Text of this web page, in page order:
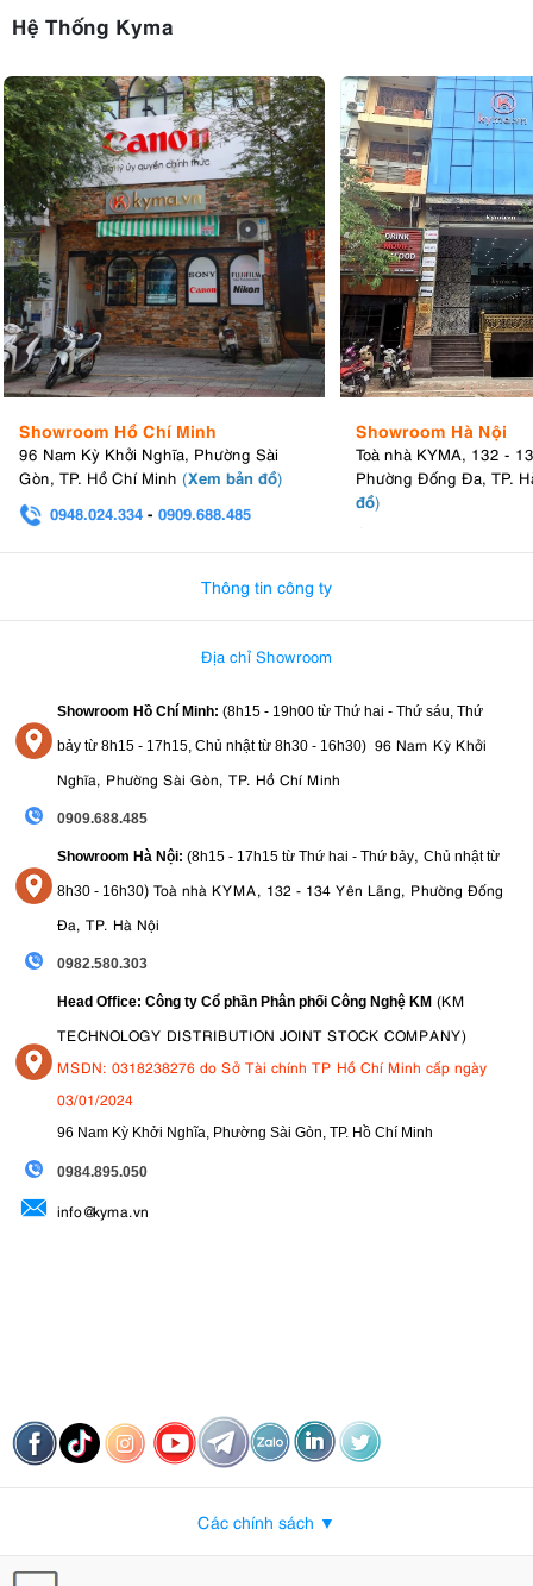
Hệ Thống Kyma
Showroom Hồ Chí Minh
96 Nam Kỳ Khởi Nghĩa, Phường Sài
Gòn, TP. Hồ Chí Minh (Xem bản đồ)
0948.024.334 - 0909.688.485
Showroom Hà Nội
Toà nhà KYMA, 132 -
Phường Đống Đa, TP.
đồ)
Thông tin công ty
Địa chỉ Showroom
Showroom Hồ Chí Minh: (8h15 - 19h00 từ Thứ hai - Thứ sáu, Thứ
bảy từ 8h15 - 17h15, Chủ nhật từ 8h30 - 16h30) 96 Nam Kỳ Khởi
Nghĩa, Phường Sài Gòn, TP. Hồ Chí Minh
0909.688.485
Showroom Hà Nội: (8h15 - 17h15 từ Thứ hai - Thứ bảy, Chủ nhật từ
8h30 - 16h30) Toà nhà KYMA, 132 - 134 Yên Lãng, Phường Đống
Đa, TP. Hà Nội
0982.580.303
Head Office: Công ty Cổ phần Phân phối Công Nghệ KM (KM
TECHNOLOGY DISTRIBUTION JOINT STOCK COMPANY)
MSDN: 0318238276 do Sở Tài chính TP Hồ Chí Minh cấp ngày
03/01/2024
96 Nam Kỳ Khởi Nghĩa, Phường Sài Gòn, TP. Hồ Chí Minh
0984.895.050
info@kyma.vn
Các chính sách ▼